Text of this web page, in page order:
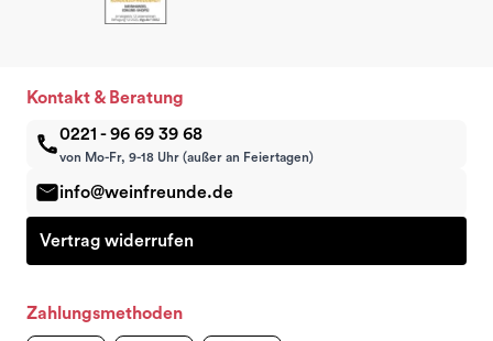
Kontakt & Beratung
0221 - 96 69 39 68
von Mo-Fr, 9-18 Uhr (außer an Feiertagen)
info@weinfreunde.de
Vertrag widerrufen
Zahlungsmethoden